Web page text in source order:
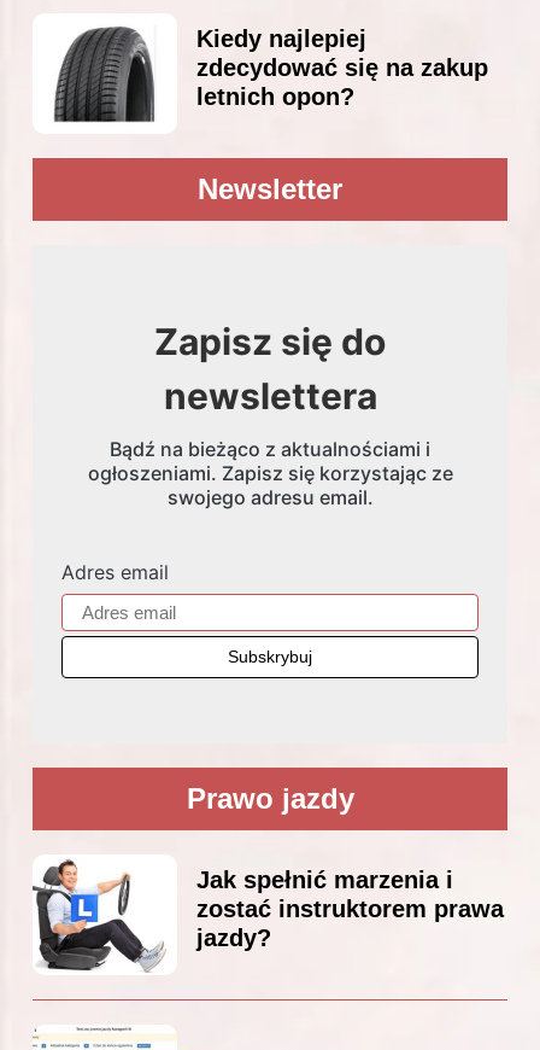
Kiedy najlepiej
zdecydować się na zakup
letnich opon?
Newsletter
Zapisz się do
newslettera
Bądź na bieżąco z aktualnościami i
ogłoszeniami. Zapisz się korzystając ze
swojego adresu email.
Adres email
Prawo jazdy
Jak spełnić marzenia i
zostać instruktorem prawa
jazdy?